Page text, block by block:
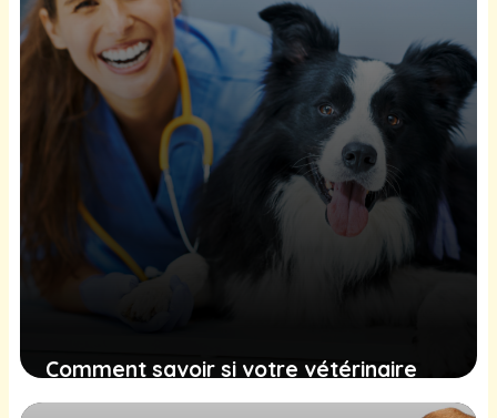
Comment savoir si votre vétérinaire
utilise les bons outils technologiques